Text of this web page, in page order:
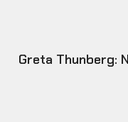
Greta Thunberg: